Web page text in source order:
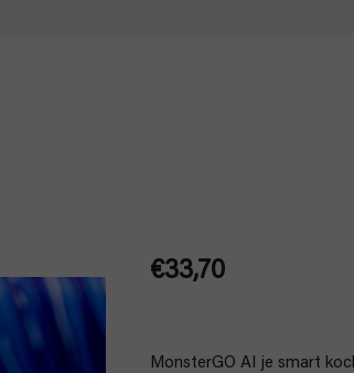
€33,70
MonsterGO AI je smart